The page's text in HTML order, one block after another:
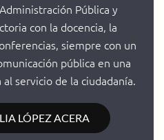
Pública y
con la docencia, la
siempre con un
pública en una
servicio de la ciudadanía.
LÓPEZ ACERA